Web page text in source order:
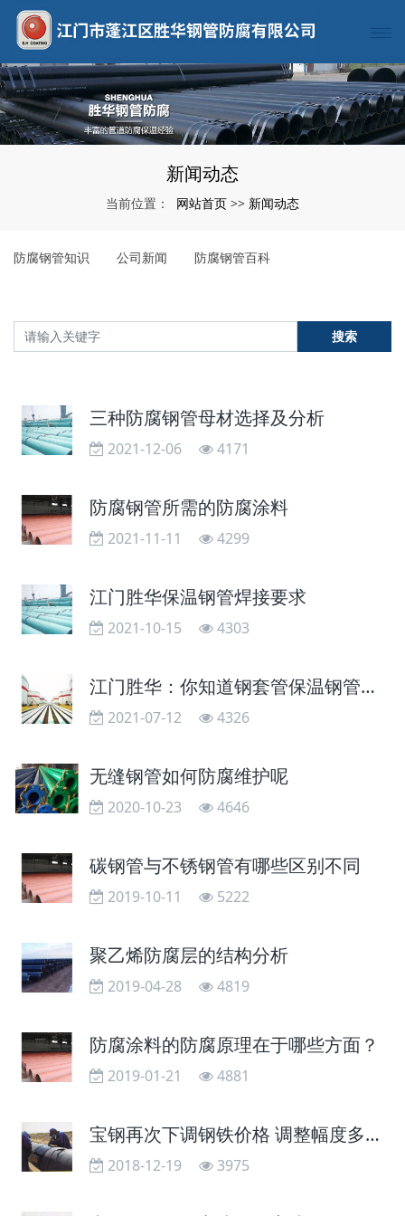
新闻动态
当前位置： 网站首页 >> 新闻动态
防腐钢管知识 公司新闻 防腐钢管百科
搜索
三种防腐钢管母材选择及分析
2021-12-06 4171
防腐钢管所需的防腐涂料
2021-11-11 4299
江门胜华保温钢管焊接要求
2021-10-15 4303
江门胜华：你知道钢套管保温钢管有这么多优点吗
2021-07-12 4326
无缝钢管如何防腐维护呢
2020-10-23 4646
碳钢管与不锈钢管有哪些区别不同
2019-10-11 5222
聚乙烯防腐层的结构分析
2019-04-28 4819
防腐涂料的防腐原理在于哪些方面？
2019-01-21 4881
宝钢再次下调钢铁价格 调整幅度多在800元/吨
2018-12-19 3975